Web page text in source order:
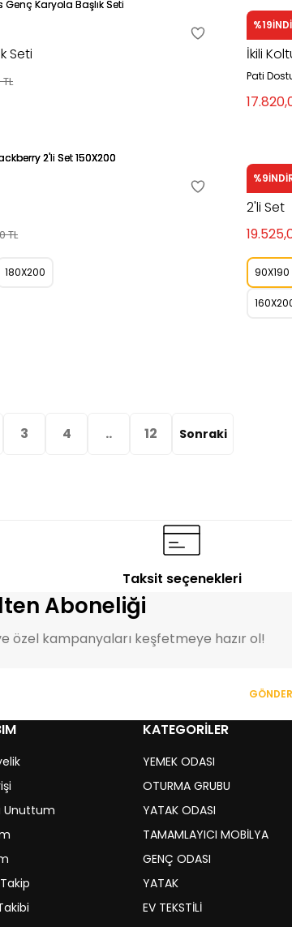
Seti
TL
%19
Meri
İkili
Pati
TL
180X200
%9
Bali
2'li Set
90X190
3 4 .. 12
Taksit seçenekleri
Aboneliği
özel kampanyaları keşfetmeye hazır ol!
GÖNDER
Unuttum
KATEGORİLER
YEMEK ODASI
OTURMA GRUBU
YATAK ODASI
TAMAMLAYICI MOBİLYA
GENÇ ODASI
YATAK
EV TEKSTİLİ